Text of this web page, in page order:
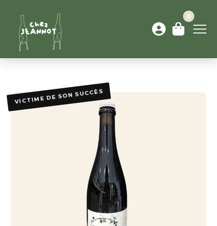
0
VICTIME DE SON SUCCÈS